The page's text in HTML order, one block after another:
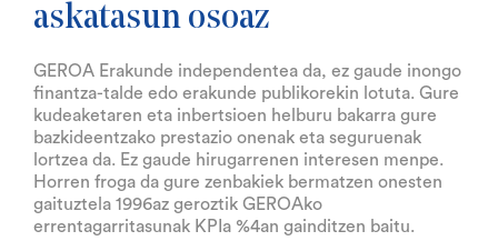
askatasun osoaz
GEROA Erakunde independentea da, ez gaude inongo
finantza-talde edo erakunde publikorekin lotuta. Gure
kudeaketaren eta inbertsioen helburu bakarra gure
bazkideentzako prestazio onenak eta seguruenak
lortzea da. Ez gaude hirugarrenen interesen menpe.
Horren froga da gure zenbakiek bermatzen onesten
gaituztela 1996az geroztik GEROAko
errentagarritasunak KPIa %4an gainditzen baitu.